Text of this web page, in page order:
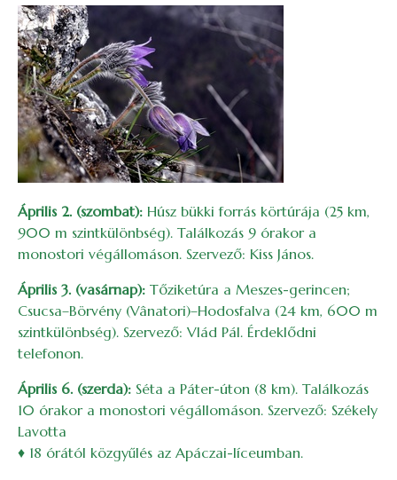
Április 2. (szombat): Húsz bükki forrás körtúrája (25 km,
900 m szintkülönbség). Találkozás 9 órakor a
monostori végállomáson. Szervező: Kiss János.
Április 3. (vasárnap): Tőziketúra a Meszes-gerincen;
Csucsa–Börvény (Vânatori)–Hodosfalva (24 km, 600 m
szintkülönbség). Szervező: Vlád Pál. Érdeklődni
telefonon.
Április 6. (szerda): Séta a Páter-úton (8 km). Találkozás
10 órakor a monostori végállomáson. Szervező: Székely
Lavotta
♦ 18 órától közgyűlés az Apáczai-líceumban.